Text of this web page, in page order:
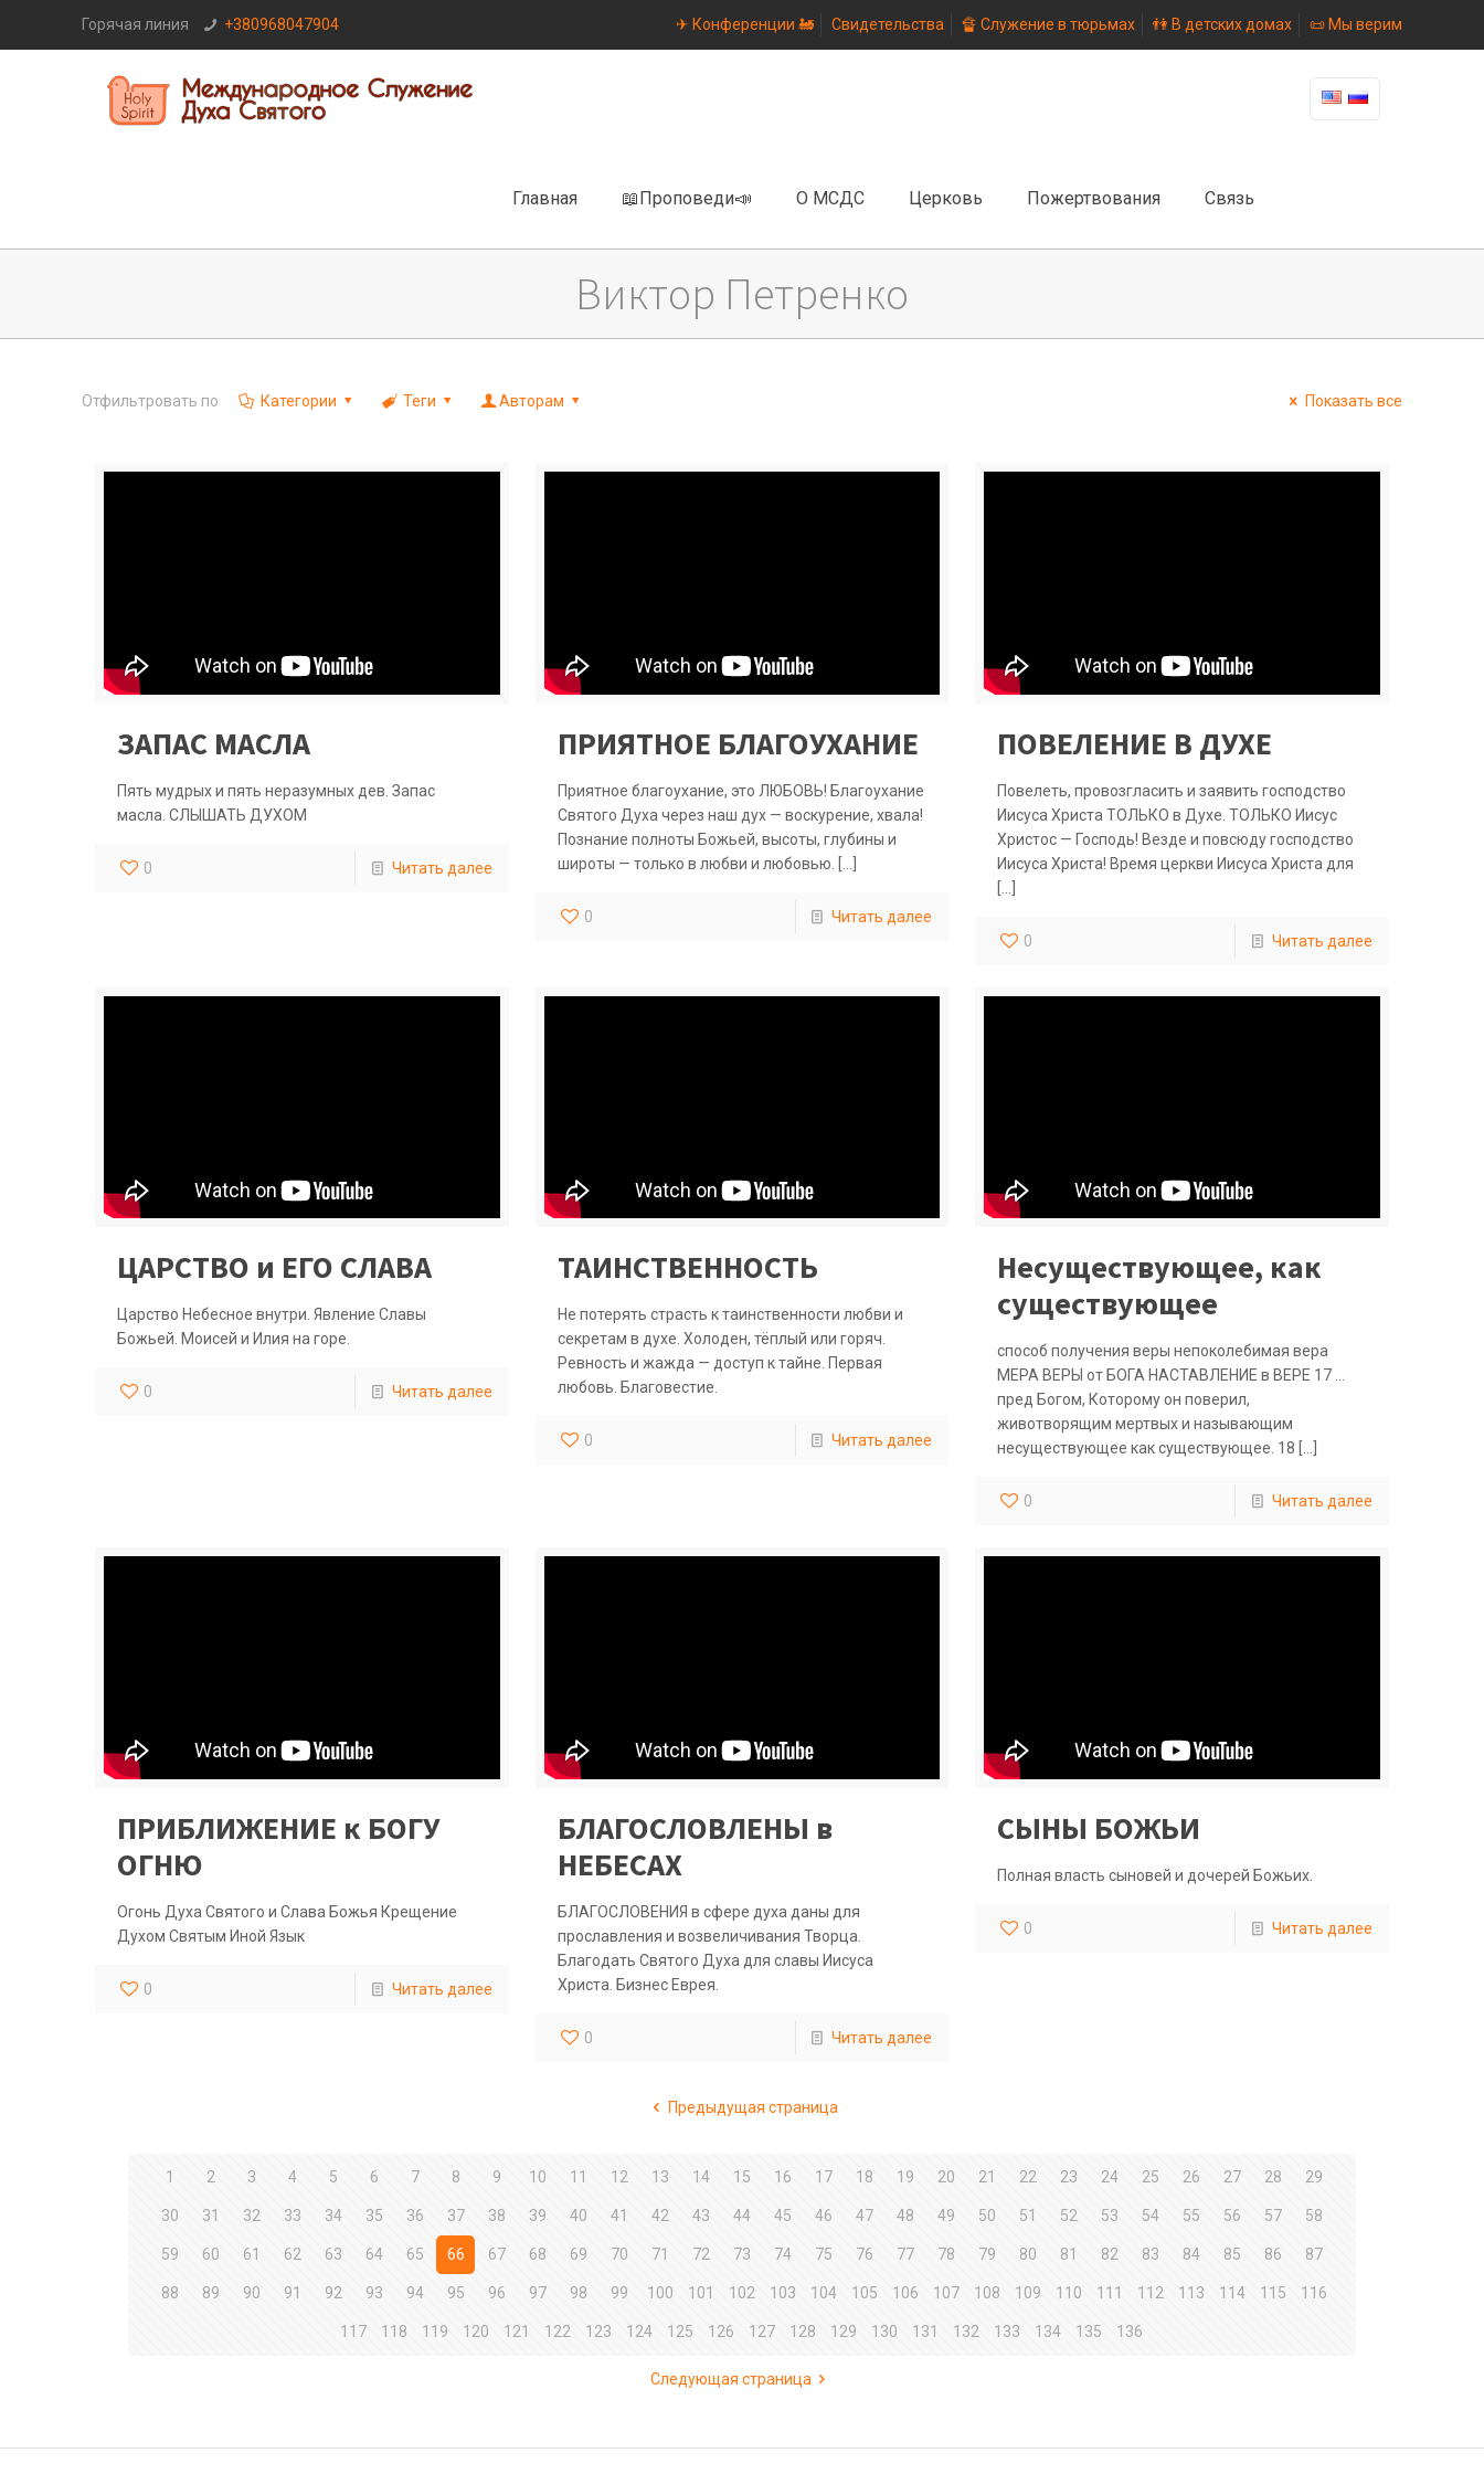
Горячая линия +380968047904 ✈ Конференции 🚂 Свидетельства 🔏 Служение в тюрьмах 👫 В детских домах 📜 Мы верим
Главная 📖Проповеди📣 О МСДС Церковь Пожертвования Связь
Виктор Петренко
Отфильтровать по Категории Теги Авторам Показать все
ЗАПАС МАСЛА
Пять мудрых и пять неразумных дев. Запас
масла. СЛЫШАТЬ ДУХОМ
0 Читать далее
ПРИЯТНОЕ БЛАГОУХАНИЕ
Приятное благоухание, это ЛЮБОВЬ! Благоухание
Святого Духа через наш дух — воскурение, хвала!
Познание полноты Божьей, высоты, глубины и
широты — только в любви и любовью.
0 Читать далее
ПОВЕЛЕНИЕ В ДУХЕ
Повелеть, провозгласить и заявить господство
Иисуса Христа ТОЛЬКО в Духе. ТОЛЬКО Иисус
Христос — Господь! Везде и повсюду господство
Иисуса Христа! Время церкви Иисуса Христа для
0 Читать далее
ЦАРСТВО и ЕГО СЛАВА
Царство Небесное внутри. Явление Славы
Божьей. Моисей и Илия на горе.
0 Читать далее
ТАИНСТВЕННОСТЬ
Не потерять страсть к таинственности любви и
секретам в духе. Холоден, тёплый или горяч.
Ревность и жажда — доступ к тайне. Первая
любовь. Благовестие.
0 Читать далее
Несуществующее, как
существующее
способ получения веры непоколебимая вера
МЕРА ВЕРЫ от БОГА НАСТАВЛЕНИЕ в ВЕРЕ 17 …
пред Богом, Которому он поверил,
животворящим мертвых и называющим
несуществующее как существующее. 18 […]
0 Читать далее
ПРИБЛИЖЕНИЕ к БОГУ
ОГНЮ
Огонь Духа Святого и Слава Божья Крещение
Духом Святым Иной Язык
0 Читать далее
БЛАГОСЛОВЛЕНЫ в
НЕБЕСАХ
БЛАГОСЛОВЕНИЯ в сфере духа даны для
прославления и возвеличивания Творца.
Благодать Святого Духа для славы Иисуса
Христа. Бизнес Еврея.
0 Читать далее
СЫНЫ БОЖЬИ
Полная власть сыновей и дочерей Божьих.
0 Читать далее
Предыдущая страница
1 2 3 4 5 6 7 8 9 10 11 12 13 14 15 16 17 18 19 20 21 22 23 24 25 26 27 28 29
30 31 32 33 34 35 36 37 38 39 40 41 42 43 44 45 46 47 48 49 50 51 52 53 54 55 56 57 58
59 60 61 62 63 64 65 66 67 68 69 70 71 72 73 74 75 76 77 78 79 80 81 82 83 84 85 86 87
88 89 90 91 92 93 94 95 96 97 98 99 100 101 102 103 104 105 106 107 108 109 110 111 112 113 114 115 116
117 118 119 120 121 122 123 124 125 126 127 128 129 130 131 132 133 134 135 136
Следующая страница